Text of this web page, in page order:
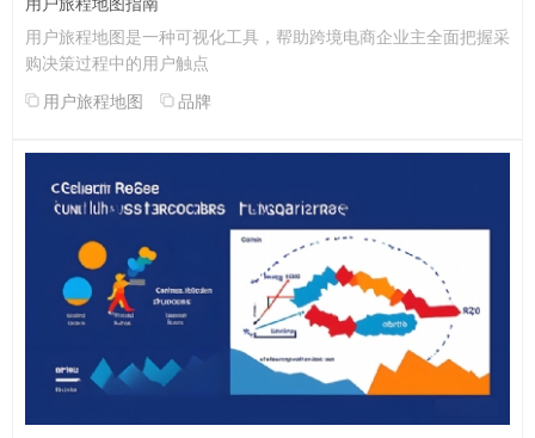
用户旅程地图是一种可视化工具，帮助跨境电商企业主全面把握采
购决策过程中的用户触点
用户旅程地图
品牌